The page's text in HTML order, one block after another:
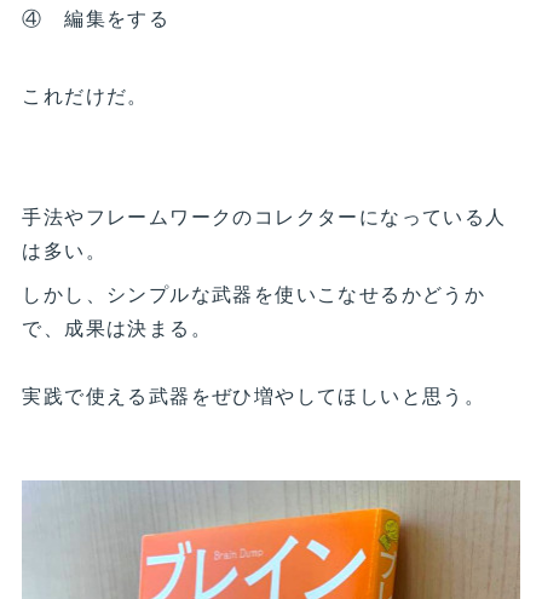
④ 編集をする
これだけだ。
手法やフレームワークのコレクターになっている人
は多い。
しかし、シンプルな武器を使いこなせるかどうか
で、成果は決まる。
実践で使える武器をぜひ増やしてほしいと思う。